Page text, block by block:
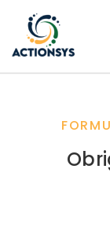
conteúdo